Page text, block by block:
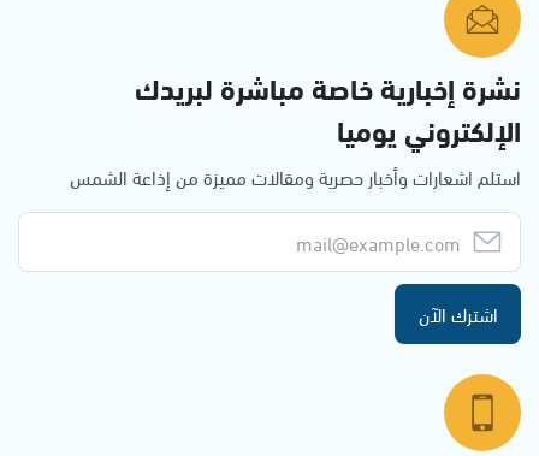
نشرة إخبارية خاصة مباشرة لبريدك
الإلكتروني يوميا
استلم اشعارات وأخبار حصرية ومقالات مميزة من إذاعة الشمس
اشترك الآن